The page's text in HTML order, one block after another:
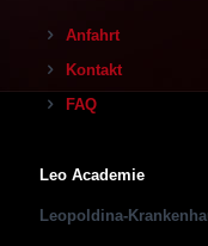
Anfahrt
Kontakt
FAQ
Leo Academie
Leopoldina-